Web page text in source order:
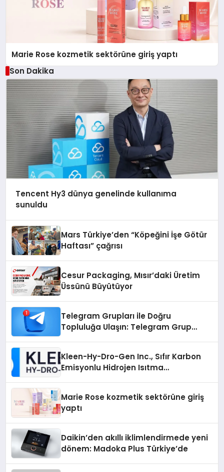
Marie Rose kozmetik sektörüne giriş yaptı
Son Dakika
Tencent Hy3 dünya genelinde kullanıma
sunuldu
Mars Türkiye’den “Köpeğini İşe Götür
Haftası” çağrısı
Cesur Packaging, Mısır’daki Üretim
Üssünü Büyütüyor
Telegram Grupları ile Doğru
Topluluğa Ulaşın: Telegram Grup
Kleen-Hy-Dro-Gen Inc., Sıfır Karbon
Emisyonlu Hidrojen Isıtma
Marie Rose kozmetik sektörüne giriş
yaptı
Daikin’den akıllı iklimlendirmede yeni
dönem: Madoka Plus Türkiye’de